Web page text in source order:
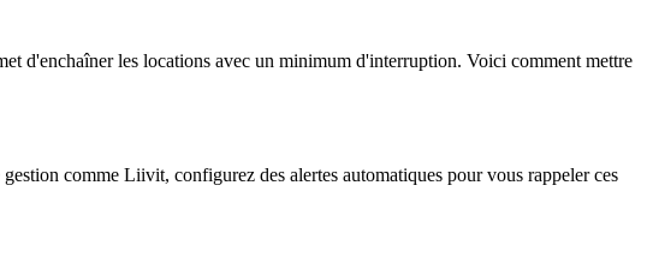
d'enchaîner les locations avec un minimum d'interruption. Voici comment mettre
comme Liivit, configurez des alertes automatiques pour vous rappeler ces